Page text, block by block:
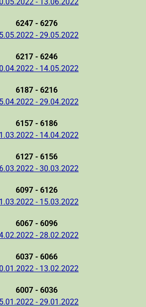
6247 - 6276
- 29.05.2022
6217 - 6246
- 14.05.2022
6187 - 6216
- 29.04.2022
6157 - 6186
- 14.04.2022
6127 - 6156
- 30.03.2022
6097 - 6126
- 15.03.2022
6067 - 6096
- 28.02.2022
6037 - 6066
- 13.02.2022
6007 - 6036
- 29.01.2022